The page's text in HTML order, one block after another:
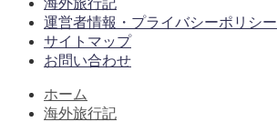
海外旅行記
運営者情報・プライバシーポリシー
サイトマップ
お問い合わせ
ホーム
海外旅行記